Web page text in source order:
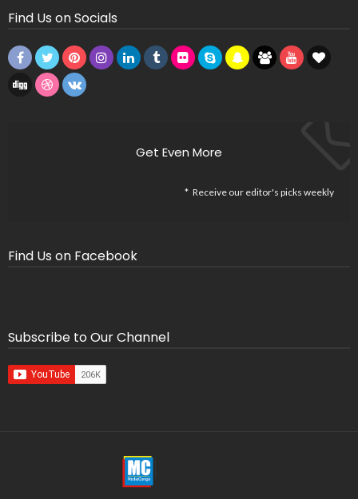
Find Us on Socials
Get Even More
Receive our editor's picks weekly
Find Us on Facebook
Subscribe to Our Channel